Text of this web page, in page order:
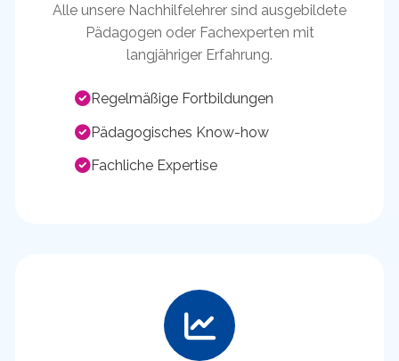
Alle unsere Nachhilfelehrer sind ausgebildete
Pädagogen oder Fachexperten mit
langjähriger Erfahrung.
Regelmäßige Fortbildungen
Pädagogisches Know-how
Fachliche Expertise